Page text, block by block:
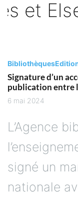
Bibliothèques
Signature d’un
publication entre
6 mai 2024
L’Agence
signé un
nationale